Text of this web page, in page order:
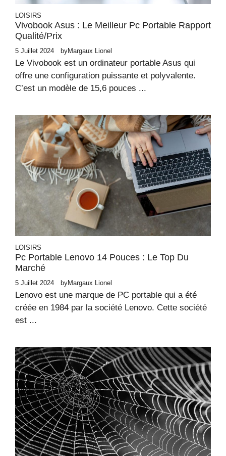
LOISIRS
Vivobook Asus : Le Meilleur Pc Portable Rapport
Qualité/Prix
5 Juillet 2024 byMargaux Lionel
Le Vivobook est un ordinateur portable Asus qui
offre une configuration puissante et polyvalente.
C’est un modèle de 15,6 pouces ...
LOISIRS
Pc Portable Lenovo 14 Pouces : Le Top Du
Marché
5 Juillet 2024 byMargaux Lionel
Lenovo est une marque de PC portable qui a été
créée en 1984 par la société Lenovo. Cette société
est ...